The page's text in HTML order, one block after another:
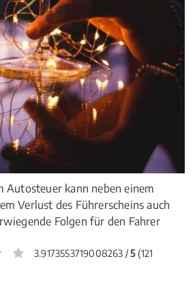
Autosteuer kann neben einem
Verlust des Führerscheins auch
Folgen für den Fahrer
3.9173553719008263 /5(121